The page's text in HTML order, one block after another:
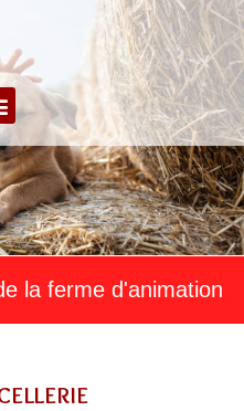
la ferme d'animation